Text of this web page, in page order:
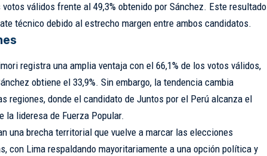
válidos frente al 49,3% obtenido por Sánchez. Este resultado
técnico debido al estrecho margen entre ambos candidatos.
registra una amplia ventaja con el 66,1% de los votos válidos,
obtiene el 33,9%. Sin embargo, la tendencia cambia
regiones, donde el candidato de Juntos por el Perú alcanza el
la lideresa de Fuerza Popular.
una brecha territorial que vuelve a marcar las elecciones
con Lima respaldando mayoritariamente a una opción política y